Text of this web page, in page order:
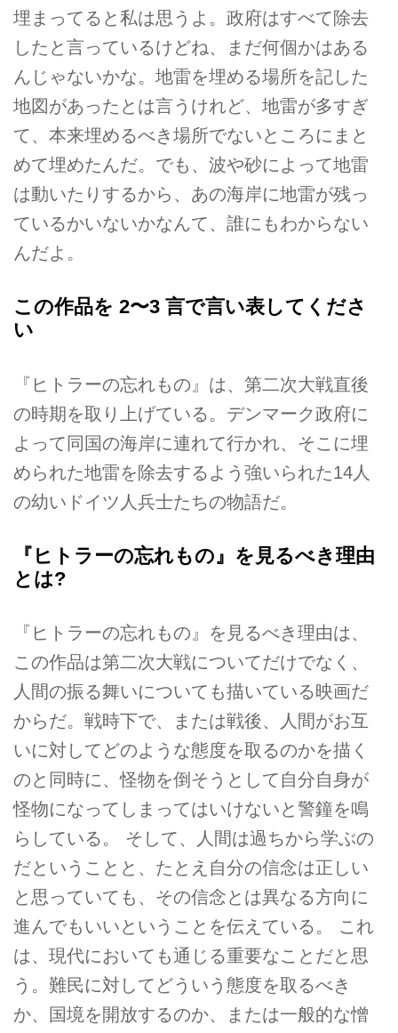
埋まってると私は思うよ。政府はすべて除去
したと言っているけどね、まだ何個かはある
んじゃないかな。地雷を埋める場所を記した
地図があったとは言うけれど、地雷が多すぎ
て、本来埋めるべき場所でないところにまと
めて埋めたんだ。でも、波や砂によって地雷
は動いたりするから、あの海岸に地雷が残っ
ているかいないかなんて、誰にもわからない
んだよ。
この作品を 2〜3 言で言い表してくださ
い
『ヒトラーの忘れもの』は、第二次大戦直後
の時期を取り上げている。デンマーク政府に
よって同国の海岸に連れて行かれ、そこに埋
められた地雷を除去するよう強いられた14人
の幼いドイツ人兵士たちの物語だ。
『ヒトラーの忘れもの』を見るべき理由
とは?
『ヒトラーの忘れもの』を見るべき理由は、
この作品は第二次大戦についてだけでなく、
人間の振る舞いについても描いている映画だ
からだ。戦時下で、または戦後、人間がお互
いに対してどのような態度を取るのかを描く
のと同時に、怪物を倒そうとして自分自身が
怪物になってしまってはいけないと警鐘を鳴
らしている。 そして、人間は過ちから学ぶの
だということと、たとえ自分の信念は正しい
と思っていても、その信念とは異なる方向に
進んでもいいということを伝えている。 これ
は、現代においても通じる重要なことだと思
う。難⺠に対してどういう態度を取るべき
か、国境を開放するのか、または一般的な憎